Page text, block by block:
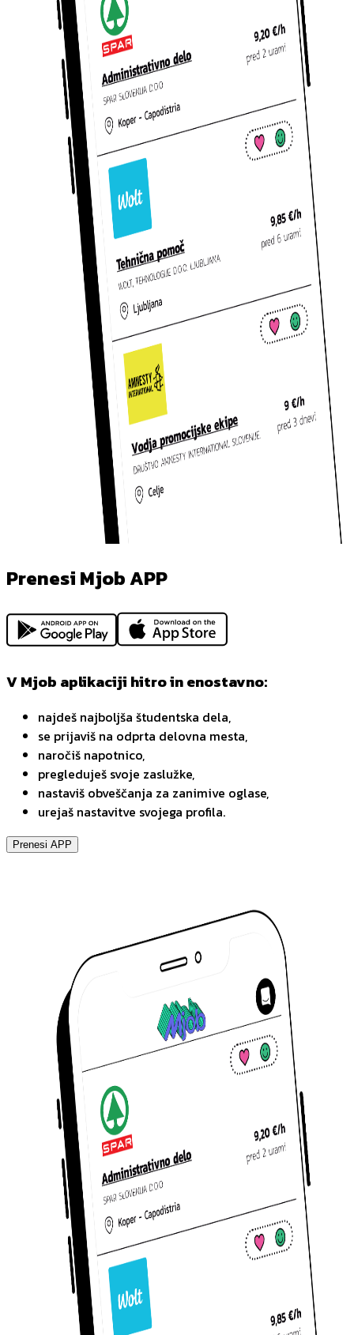
Prenesi Mjob APP
V Mjob aplikaciji hitro in enostavno:
najdeš najboljša študentska dela,
se prijaviš na odprta delovna mesta,
naročiš napotnico,
pregleduješ svoje zaslužke,
nastaviš obveščanja za zanimive oglase,
urejaš nastavitve svojega profila.
Prenesi APP